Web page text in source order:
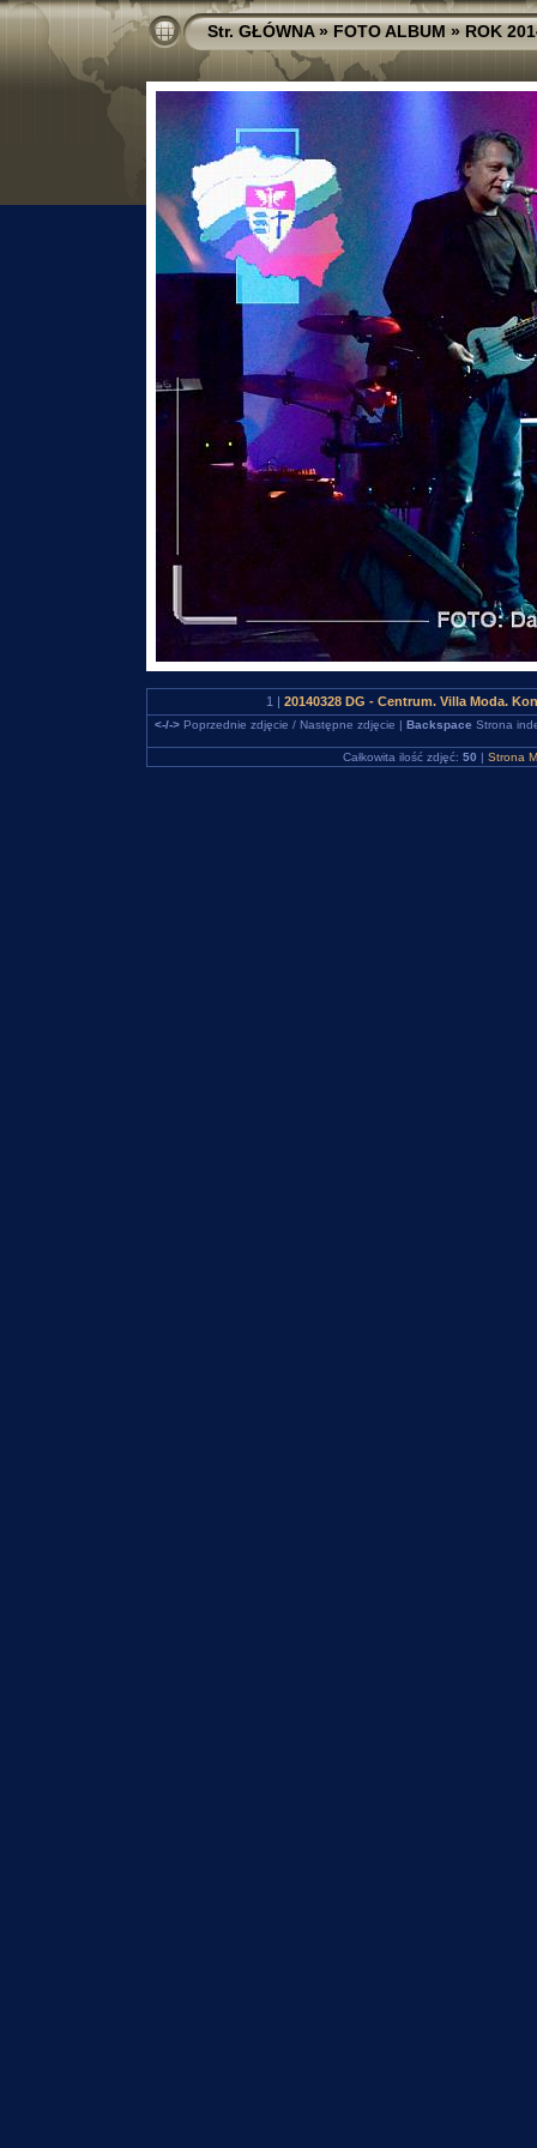
Str. GŁÓWNA»FOTO ALBUM»ROK
1 | 20140328 DG - Centrum. Villa Moda.
<-/->Poprzednie zdjęcie / Następne zdjęcie | Backspace Strona
Całkowita ilość zdjęć: 50 | Strona